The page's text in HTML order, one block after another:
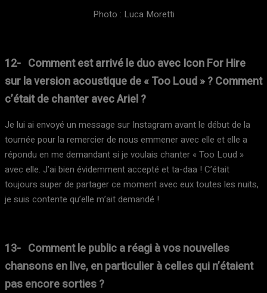
Photo : Luca Moretti
12- Comment est arrivé le duo avec Icon For Hire
sur la version acoustique de « Too Loud » ? Comment
c’était de chanter avec Ariel ?
Je lui ai envoyé un message sur Instagram avant le début de la
tournée pour la remercier de nous emmener avec elle et elle a
répondu en me demandant si je voulais chanter « Too Loud »
avec elle. J’ai bien évidemment accepté et ta-daa ! C’était
toujours super de partager ce moment avec eux toutes les nuits,
je suis contente qu’elle m’ait demandé !
13- Comment le public a réagi à vos nouvelles
chansons en live, en particulier à celles qui n’étaient
pas encore sorties ?